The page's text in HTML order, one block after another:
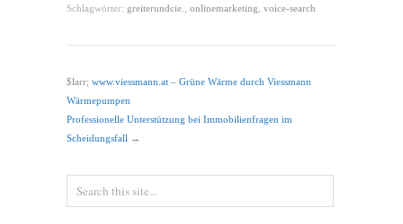
Schlagwörter: greiterundcie. onlinemarketing voice-search
$larr; www.viessmann.at – Grüne Wärme durch Viessmann
Wärmepumpen
Professionelle Unterstützung bei Immobilienfragen im
Scheidungsfall →